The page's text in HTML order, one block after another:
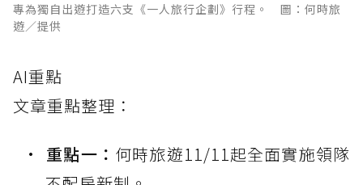
專為獨自出遊打造六支《一人旅行企劃》行程。 圖：何時旅
遊／提供
AI重點
文章重點整理：
重點一： 何時旅遊11/11起全面實施領隊